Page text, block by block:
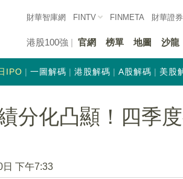
財華智庫網 FINTV FINMETA 財華證券
港股100強 官網 榜單 地圖 沙龍
IPO 一圖解碼 港股解碼 A股解碼 美股
分化凸顯！四季
日 下午7:33